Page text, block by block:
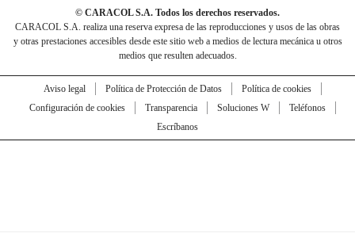
© CARACOL S.A. Todos los derechos reservados.
CARACOL S.A. realiza una reserva expresa de las reproducciones y usos de las obras
y otras prestaciones accesibles desde este sitio web a medios de lectura mecánica u otros
medios que resulten adecuados.
Aviso legal Política de Protección de Datos
Política de cookies
Configuración de cookies
Transparencia Soluciones W
Teléfonos
Escríbanos